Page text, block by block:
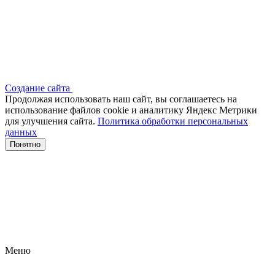
Создание сайта
Продолжая использовать наш сайт, вы соглашаетесь на
использование файлов сооkіе и аналитику Яндекс Метрики
для улучшения сайта. Политика обработки персональных
данных
Понятно
Меню